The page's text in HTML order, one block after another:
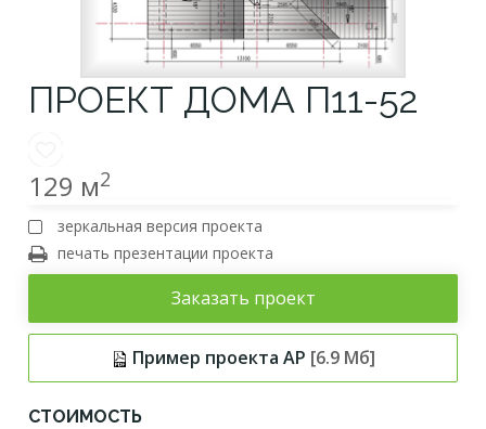
ПРОЕКТ ДОМА П11-52
129 м2
зеркальная версия проекта
печать презентации проекта
Заказать проект
Пример проекта АР [6.9 Мб]
СТОИМОСТЬ